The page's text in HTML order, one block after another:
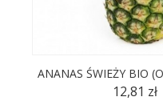
ANANAS ŚWIEŻY BIO
12,81 zł